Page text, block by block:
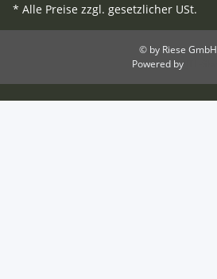
* Alle Preise zzgl. gesetzlicher USt.
© by Riese GmbH
Powered by